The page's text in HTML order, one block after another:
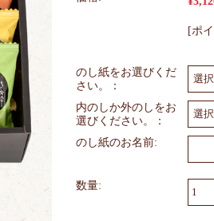
[ポ
のし紙をお選びくだ
さい。：
内のしか外のしをお
選びください。：
のし紙のお名前:
数量: